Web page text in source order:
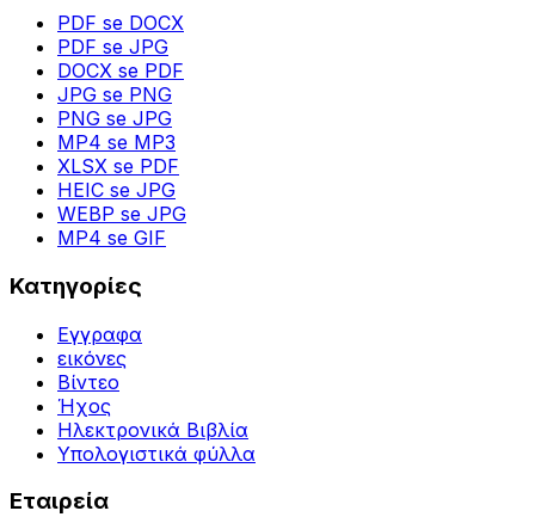
PDF se DOCX
PDF se JPG
DOCX se PDF
JPG se PNG
PNG se JPG
MP4 se MP3
XLSX se PDF
HEIC se JPG
WEBP se JPG
MP4 se GIF
Κατηγορίες
Εγγραφα
εικόνες
Βίντεο
Ήχος
Ηλεκτρονικά Βιβλία
Υπολογιστικά φύλλα
Εταιρεία